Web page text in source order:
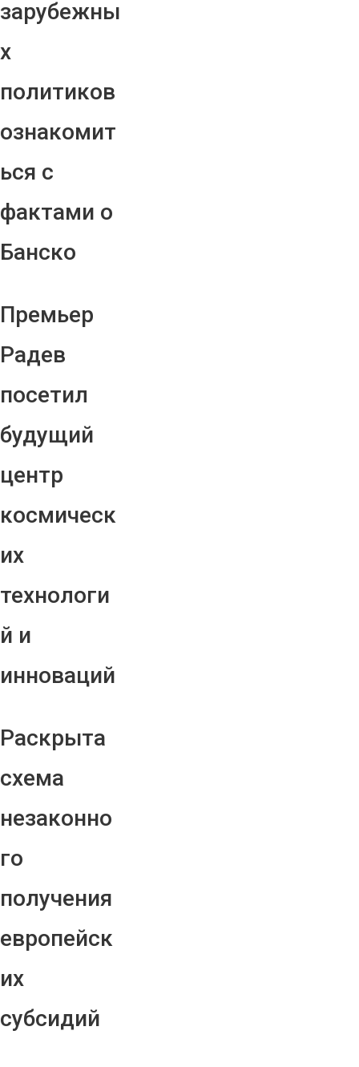
зарубежны
х
политиков
ознакомит
ься с
фактами о
Банско
Премьер
Радев
посетил
будущий
центр
космическ
их
технологи
й и
инноваций
Раскрыта
схема
незаконно
го
получения
европейск
их
субсидий